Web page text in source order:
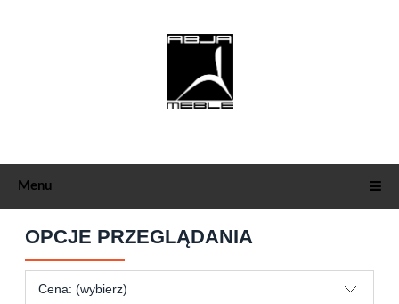
Menu
OPCJE PRZEGLĄDANIA
Cena: (wybierz)